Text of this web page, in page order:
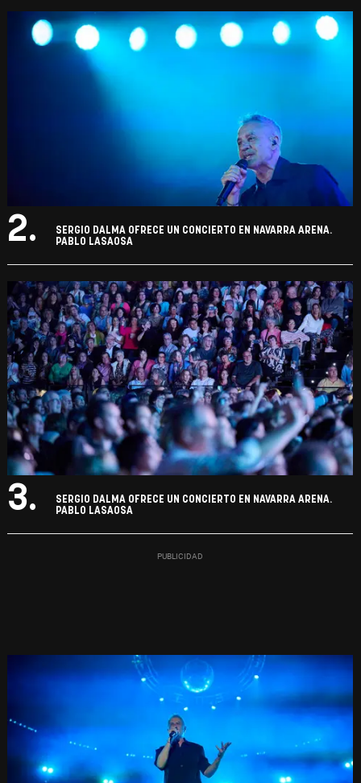
2.
SERGIO DALMA OFRECE UN CONCIERTO EN NAVARRA ARENA.
PABLO LASAOSA
3.
SERGIO DALMA OFRECE UN CONCIERTO EN NAVARRA ARENA.
PABLO LASAOSA